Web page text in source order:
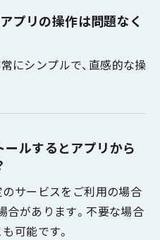
プリの操作は問題なく
にシンプルで、直感的な操
ルするとアプリから
サービスをご利用の場合
合があります。不要な場合
可能です。